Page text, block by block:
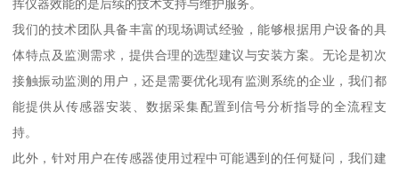
挥仪器效能的是后续的技术支持与维护服务。
我们的技术团队具备丰富的现场调试经验，能够根据用户设备的具
体特点及监测需求，提供合理的选型建议与安装方案。无论是初次
接触振动监测的用户，还是需要优化现有监测系统的企业，我们都
能提供从传感器安装、数据采集配置到信号分析指导的全流程支
持。
此外，针对用户在传感器使用过程中可能遇到的任何疑问，我们建